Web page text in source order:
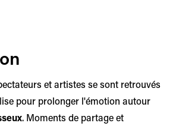
et artistes se sont retrouvés
pour prolonger l'émotion autour
. Moments de partage et